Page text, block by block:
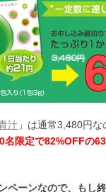
汁 」は通常3,480円
名限定で82%OFFの
ペーンなので、もし